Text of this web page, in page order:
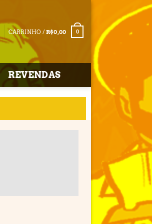
CARRINHO /R$0,00 0
REVENDAS